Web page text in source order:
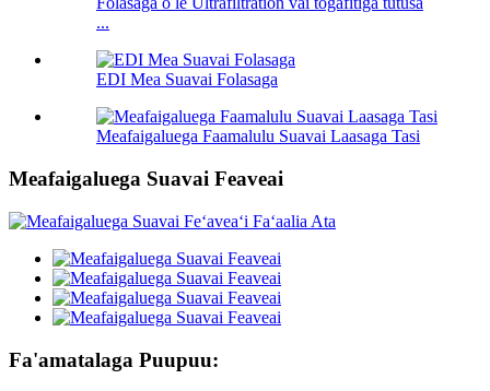
...
EDI Mea Suavai Folasaga
Meafaigaluega Faamalulu Suavai Laasaga Tasi
Meafaigaluega Suavai Feaveai
Fa'amatalaga Puupuu: